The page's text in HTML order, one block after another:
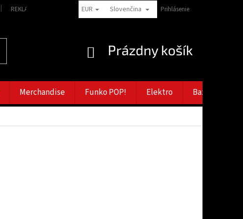
REKLAMAČNÝ RÁD VERNOSTNÉ ZĽAVY ZÁSADY SPRACOVANIA
EUR Slovenčina Prihlásenie
NÁKUPNÝ
KOŠÍK
Prázdny košík
Merchandise Funko POP! Elektro Bazar